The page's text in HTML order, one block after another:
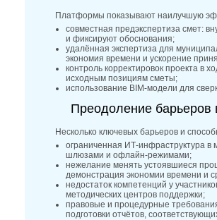
Платформы показывают наилучшую
совместная предэкспертиза смет:
и фиксируют обоснования;
удалённая экспертиза для
экономия времени и ускорение
контроль корректировок проекта в
исходным позициям сметы;
использование BIM‑модели для
Преодоление барьеров
Несколько ключевых барьеров и
ограниченная ИТ‑инфраструктура
шлюзами и офлайн‑режимами;
нежелание менять устоявшиеся
демонстрация экономии времени и
недостаток компетенций у
методических центров поддержки;
правовые и процедурные
подготовки отчётов,